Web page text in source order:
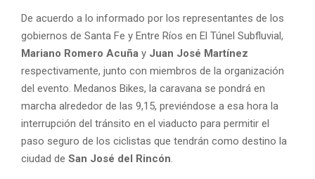
De acuerdo a lo informado por los representantes de los
gobiernos de Santa Fe y Entre Ríos en El Túnel Subfluvial,
Mariano Romero Acuña y Juan José Martínez
respectivamente, junto con miembros de la organización
del evento. Medanos Bikes, la caravana se pondrá en
marcha alrededor de las 9,15, previéndose a esa hora la
interrupción del tránsito en el viaducto para permitir el
paso seguro de los ciclistas que tendrán como destino la
ciudad de San José del Rincón